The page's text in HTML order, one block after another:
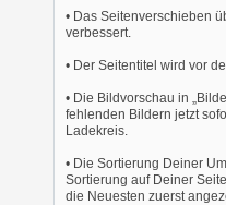
• Das Seitenverschieben
verbessert.
• Der Seitentitel wird vor
• Die Bildvorschau in
fehlenden Bildern jetzt
Ladekreis.
• Die Sortierung Deiner
Sortierung auf Deiner
die Neuesten zuerst